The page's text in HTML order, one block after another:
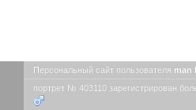
Персональный сайт пользователя man
портрет № 403110 зарегистрирован